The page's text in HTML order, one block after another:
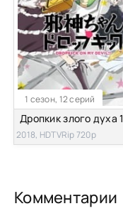
1 сезон, 12 серий
Дропкик злого духа 1
2018, HDTVRip 720p
Комментарии